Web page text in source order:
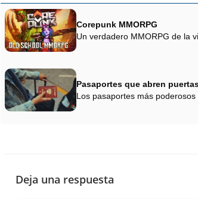
Corepunk MMORPG
Un verdadero MMORPG de la
Pasaportes que abren
Los pasaportes más
Deja una respuesta